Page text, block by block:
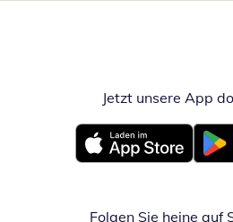
Jetzt unsere App
Öffnet in neuem Fenster
Folgen Sie heine auf